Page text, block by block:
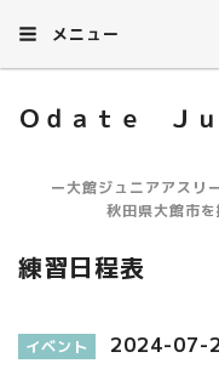
メニュー
Ｏｄａｔｅ Ｊ
ー大館ジュニアアスリ
秋田県大館市
練習日程表
イベント 2024-07-